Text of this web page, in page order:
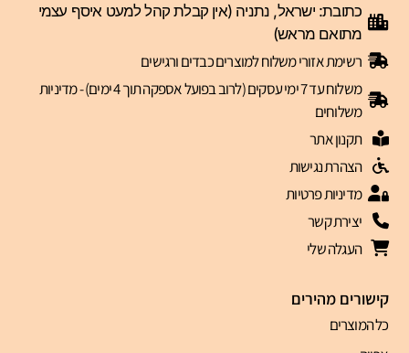
קישורים מהירים
כל המוצרים
כתובת: ישראל, נתניה (אין קבלת קהל למעט איסף עצמי
מתואם מראש)
רשימת אזורי משלוח למוצרים כבדים ורגישים
משלוח עד 7 ימי עסקים (לרוב בפועל אספקה תוך 4 ימים) - מדיניות
משלוחים
תקנון אתר
הצהרת נגישות
מדיניות פרטיות
יצירת קשר
העגלה שלי